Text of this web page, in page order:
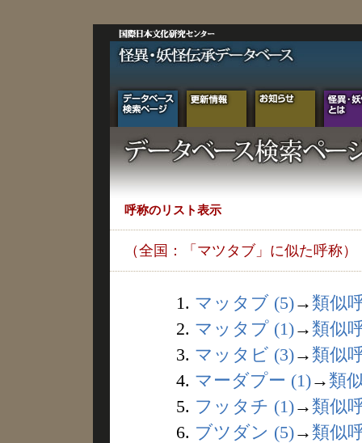
呼称のリスト表示
（全国：「マツタブ」に似た呼称）
1. マッタブ (5)→ 類似
2. マッタプ (1)→ 類似
3. マッタビ (3)→ 類似
4. マーダプー (1)→ 類
5. フッタチ (1)→ 類似
6. ブツダン (5)→ 類似